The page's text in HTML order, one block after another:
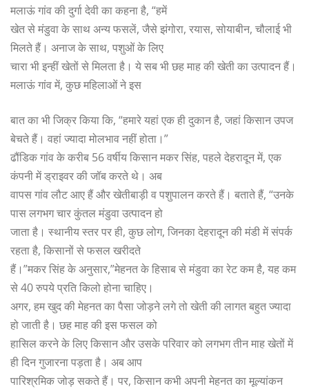
मलाऊं गांव की दुर्गा देवी का कहना है, “हमें
खेत से मंडुवा के साथ अन्य फसलें, जैसे झंगोरा, रयास, सोयाबीन, चौलाई भी
मिलते हैं। अनाज के साथ, पशुओं के लिए
चारा भी इन्हीं खेतों से मिलता है। ये सब भी छह माह की खेती का उत्पादन हैं।
मलाऊं गांव में, कुछ महिलाओं ने इस
बात का भी जिक्र किया कि, “हमारे यहां एक ही दुकान है, जहां किसान उपज
बेचते हैं। वहां ज्यादा मोलभाव नहीं होता।”
ढौंडिक गांव के करीब 56 वर्षीय किसान मकर सिंह, पहले देहरादून में, एक
कंपनी में ड्राइवर की जॉब करते थे। अब
वापस गांव लौट आए हैं और खेतीबाड़ी व पशुपालन करते हैं। बताते हैं, “उनके
पास लगभग चार कुंतल मंडुवा उत्पादन हो
जाता है। स्थानीय स्तर पर ही, कुछ लोग, जिनका देहरादून की मंडी में संपर्क
रहता है, किसानों से फसल खरीदते
हैं।”मकर सिंह के अनुसार,”मेहनत के हिसाब से मंडुवा का रेट कम है, यह कम
से 40 रुपये प्रति किलो होना चाहिए।
अगर, हम खुद की मेहनत का पैसा जोड़ने लगे तो खेती की लागत बहुत ज्यादा
हो जाती है। छह माह की इस फसल को
हासिल करने के लिए किसान और उसके परिवार को लगभग तीन माह खेतों में
ही दिन गुजारना पड़ता है। अब आप
पारिश्रमिक जोड़ सकते हैं। पर, किसान कभी अपनी मेहनत का मूल्यांकन